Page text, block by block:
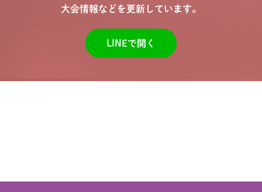
大会情報などを更新しています。
LINEで開く